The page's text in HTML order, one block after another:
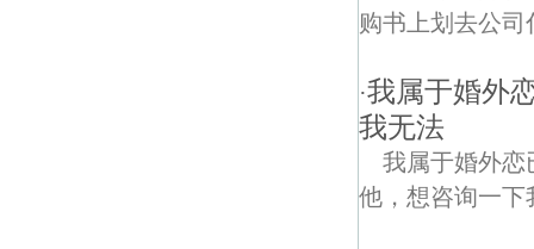
购书上划去公
·我属于婚外
我无法
我属于婚外恋
他，想咨询一下